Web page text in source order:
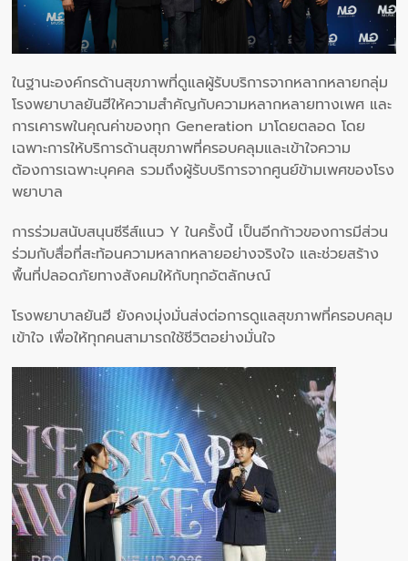
ในฐานะองค์กรด้านสุขภาพที่ดูแลผู้รับบริการจากหลากหลายกลุ่ม
โรงพยาบาลยันฮีให้ความสำคัญกับความหลากหลายทางเพศ และ
การเคารพในคุณค่าของทุก Generation มาโดยตลอด โดย
เฉพาะการให้บริการด้านสุขภาพที่ครอบคลุมและเข้าใจความ
ต้องการเฉพาะบุคคล รวมถึงผู้รับบริการจากศูนย์ข้ามเพศของโรง
พยาบาล
การร่วมสนับสนุนซีรีส์แนว Y ในครั้งนี้ เป็นอีกก้าวของการมีส่วน
ร่วมกับสื่อที่สะท้อนความหลากหลายอย่างจริงใจ และช่วยสร้าง
พื้นที่ปลอดภัยทางสังคมให้กับทุกอัตลักษณ์
โรงพยาบาลยันฮี ยังคงมุ่งมั่นส่งต่อการดูแลสุขภาพที่ครอบคลุม
เข้าใจ เพื่อให้ทุกคนสามารถใช้ชีวิตอย่างมั่นใจ